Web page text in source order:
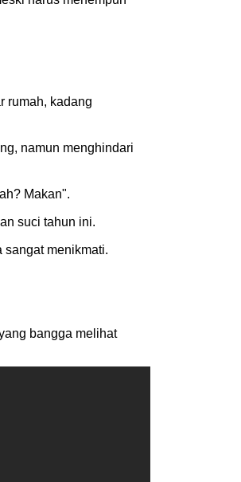
rumah, kadang
namun menghindari
Makan".
suci tahun ini.
sangat menikmati.
bangga melihat